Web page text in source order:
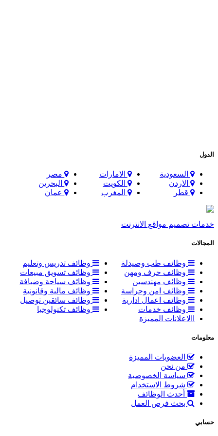
الدول
السعودية الامارات
مصر
الاردن
الكويت
البحرين
قطر
المغرب عمان
خدمات تصميم مواقع الانترنت
المجالات
وظائف طب وصيدلة
وظائف تدريس وتعليم
وظائف حرف ومهن
وظائف تسويق مبيعات
وظائف مهندسين
وظائف سياحة وضيافة
وظائف امن وحراسة
وظائف مالية وقانونية
وظائف اعمال ادارية
وظائف سائقين توصيل
وظائف خدمات
وظائف تكنولوجيا
االاعلانات المميزة
معلومات
العضويات المميزة
من نحن
سياسة الخصوصية
شروط الاستخدام
أحدث الوظائف
بحث فرص العمل
حسابي